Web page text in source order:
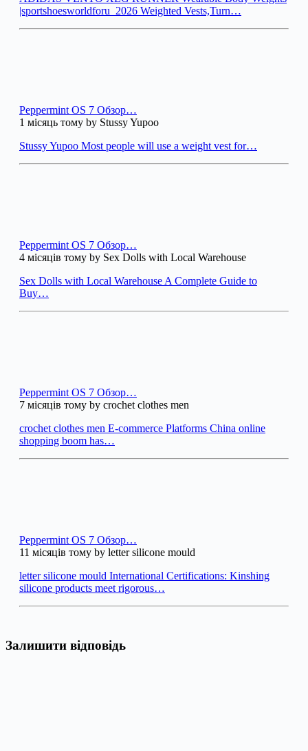
|sportshoesworldforu_2026 Weighted Vests,Turn…
Peppermint OS 7 Обзор…
1 місяць тому by Stussy Yupoo
Stussy Yupoo Most people will use a weight vest for…
Peppermint OS 7 Обзор…
4 місяців тому by Sex Dolls with Local Warehouse
Sex Dolls with Local Warehouse A Complete Guide to
Buy…
Peppermint OS 7 Обзор…
7 місяців тому by crochet clothes men
crochet clothes men E-commerce Platforms China online
shopping boom has…
Peppermint OS 7 Обзор…
11 місяців тому by letter silicone mould
letter silicone mould International Certifications: Kinshing
silicone products meet rigorous…
Залишити відповідь